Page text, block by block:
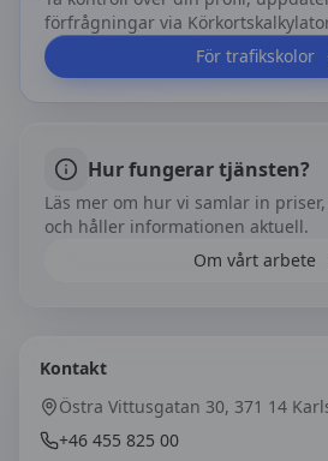
förfrågningar via
För trafikskolor
Hur fungerar tjänsten?
Läs mer om hur vi samlar in
och håller informationen aktuell.
Om vårt arbete
Kontakt
Östra Vittusgatan 30, 371 14
+46 455 825 00